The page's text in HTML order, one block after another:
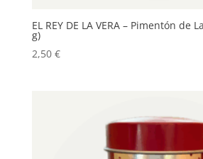
EL REY DE LA VERA – Pimentón de
g)
2,50 €